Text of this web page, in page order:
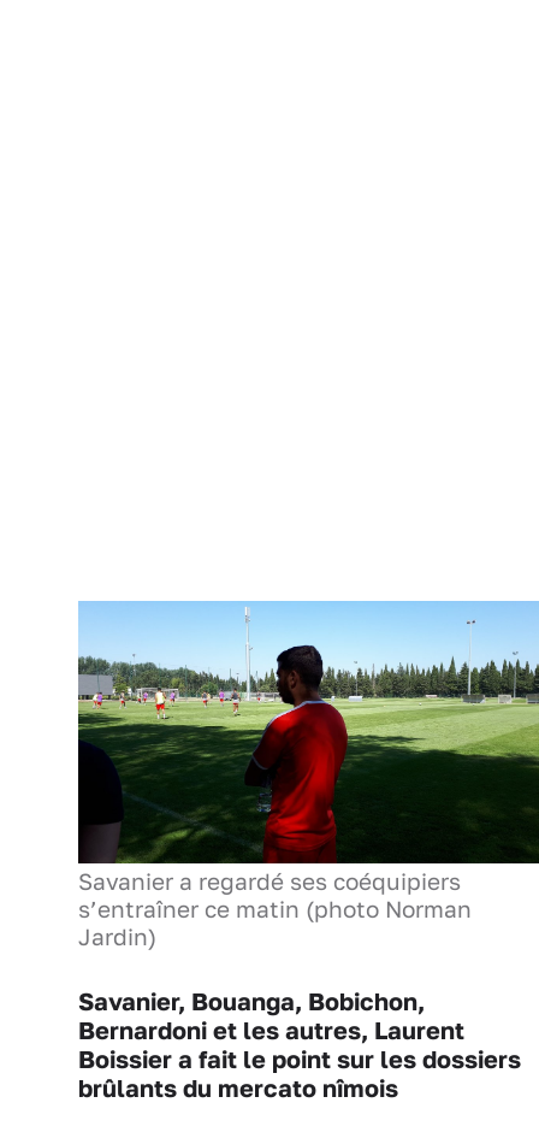
Savanier a regardé ses coéquipiers
s’entraîner ce matin (photo Norman
Jardin)
Savanier, Bouanga, Bobichon,
Bernardoni et les autres, Laurent
Boissier a fait le point sur les dossiers
brûlants du mercato nîmois